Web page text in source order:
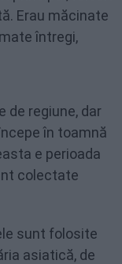
Erau măcinate
întregi,
de regiune, dar
în toamnă
e perioada
colectate
sunt folosite
asiatică, de